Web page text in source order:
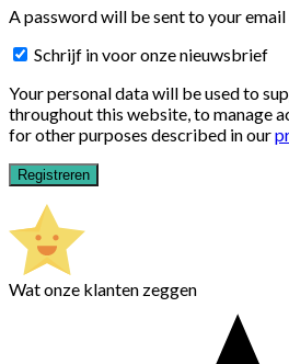
A password will be sent to your email
Schrijf in voor onze nieuwsbrief
Your personal data will be used to
throughout this website, to manage
for other purposes described in our
Registreren
Wat onze klanten zeggen